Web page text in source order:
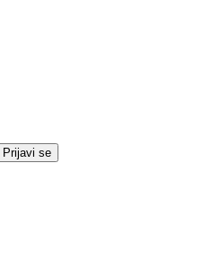
Prijavi se